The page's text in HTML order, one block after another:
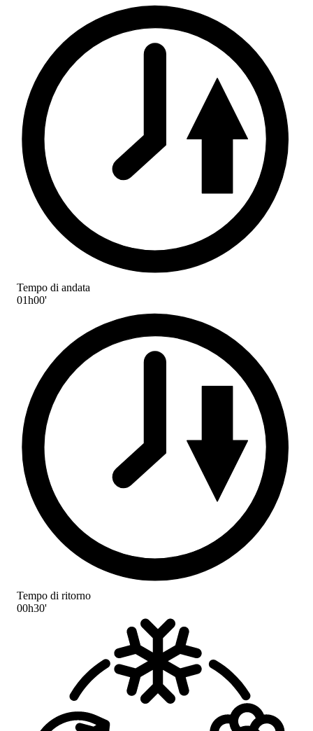
Tempo di andata
01h00'
Tempo di ritorno
00h30'